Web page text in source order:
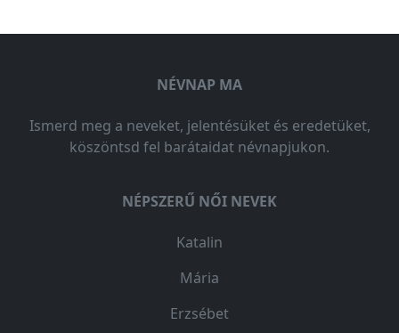
NÉVNAP MA
Ismerd meg a neveket, jelentésüket és eredetüket,
köszöntsd fel barátaidat névnapjukon.
NÉPSZERŰ NŐI NEVEK
Katalin
Mária
Erzsébet